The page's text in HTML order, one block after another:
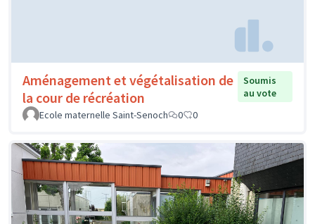
Aménagement et végétalisation de
la cour de récréation
Soumis
au vote
Ecole maternelle Saint-Senoch
0 0